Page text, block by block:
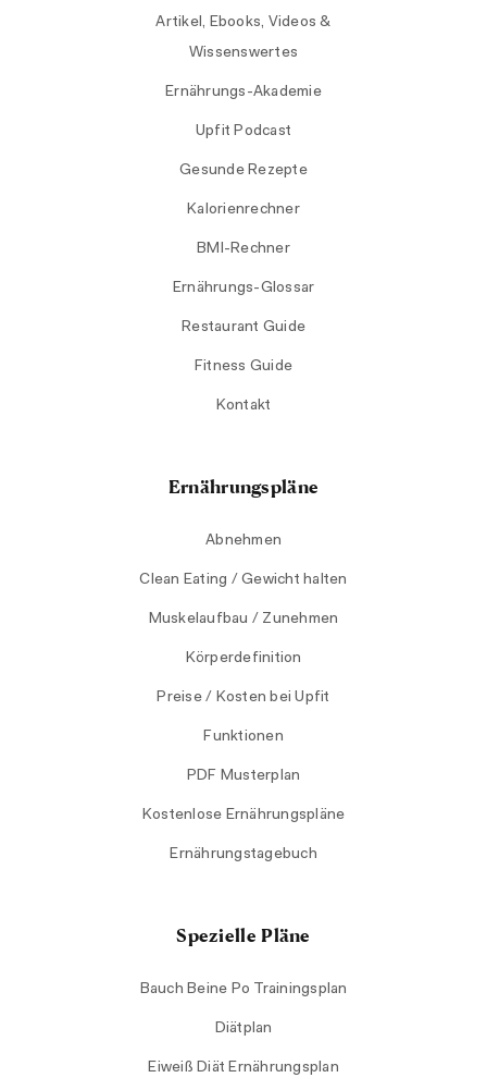
Artikel, Ebooks, Videos &
Wissenswertes
Ernährungs-Akademie
Upfit Podcast
Gesunde Rezepte
Kalorienrechner
BMI-Rechner
Ernährungs-Glossar
Restaurant Guide
Fitness Guide
Kontakt
Ernährungspläne
Abnehmen
Clean Eating / Gewicht halten
Muskelaufbau / Zunehmen
Körperdefinition
Preise / Kosten bei Upfit
Funktionen
PDF Musterplan
Kostenlose Ernährungspläne
Ernährungstagebuch
Spezielle Pläne
Bauch Beine Po Trainingsplan
Diätplan
Eiweiß Diät Ernährungsplan